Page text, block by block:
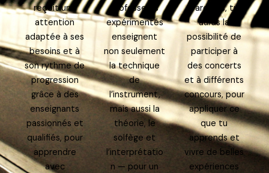
reçoit une
attention
adaptée à ses
besoins et à
son rythme de
progression
grâce à des
enseignants
passionnés et
qualifiés, pour
apprendre
avec
professeurs
expérimentés
enseignent
non seulement
la technique
de
l’instrument,
mais aussi la
théorie, le
solfège et
l’interprétatio
n — pour un
parcours, tu
auras la
possibilité de
participer à
des concerts
et à différents
concours, pour
appliquer ce
que tu
apprends et
vivre de belles
expériences